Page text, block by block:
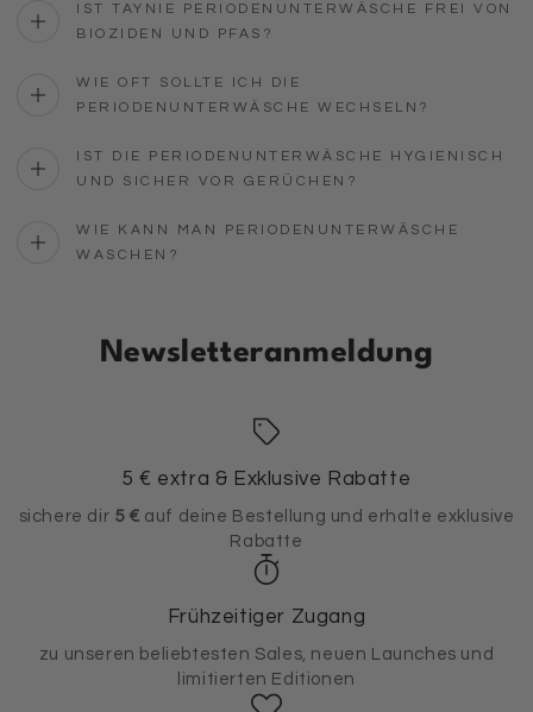
IST TAYNIE PERIODENUNTERWÄSCHE FREI VON
BIOZIDEN UND PFAS?
WIE OFT SOLLTE ICH DIE
PERIODENUNTERWÄSCHE WECHSELN?
IST DIE PERIODENUNTERWÄSCHE HYGIENISCH
UND SICHER VOR GERÜCHEN?
WIE KANN MAN PERIODENUNTERWÄSCHE
WASCHEN?
Newsletteranmeldung
5 € extra & Exklusive Rabatte
sichere dir 5 € auf deine Bestellung und erhalte exklusive
Rabatte
Frühzeitiger Zugang
zu unseren beliebtesten Sales, neuen Launches und
limitierten Editionen